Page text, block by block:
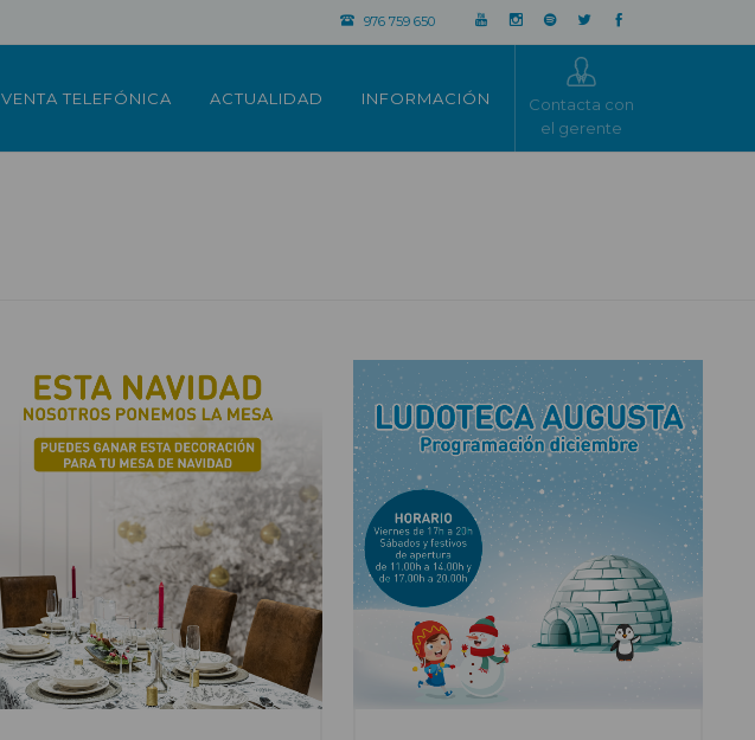
976 759 650
VENTA TELEFÓNICA ACTUALIDAD INFORMACIÓN
Contacta con
el gerente